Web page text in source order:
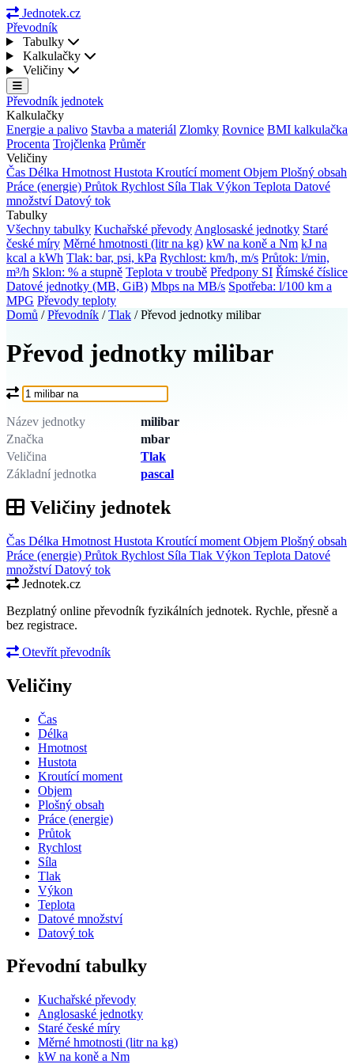
Jednotek.cz
Převodník
Tabulky
Kalkulačky
Veličiny
Převodník jednotek
Kalkulačky
Energie a palivo Stavba a materiál Zlomky Rovnice BMI kalkulačka
Procenta Trojčlenka Průměr
Veličiny
Čas Délka Hmotnost Hustota Kroutící moment Objem Plošný obsah
Práce (energie) Průtok Rychlost Síla Tlak Výkon Teplota Datové
množstvíDatový tok
Tabulky
Všechny tabulky Kuchařské převody Anglosaské jednotky Staré
české míry Měrné hmotnosti (litr na kg) kW na koně a Nm kJ na
kcal a kWh Tlak: bar, psi, kPa Rychlost: km/h, m/s Průtok: l/min,
m³/h Sklon: % a stupně Teplota v troubě Předpony SI Římské číslice
Datové jednotky (MB, GiB) Mbps na MB/s Spotřeba: l/100 km a
MPG Převody teploty
Domů / Převodník / Tlak / Převod jednotky milibar
Převod jednotky milibar
Co chcete převést?
Název jednotky
milibar
Značka
mbar
Veličina
Tlak
Základní jednotka
pascal
Veličiny jednotek
Čas Délka Hmotnost Hustota Kroutící moment Objem Plošný obsah
Práce (energie) Průtok Rychlost Síla Tlak Výkon Teplota Datové
množstvíDatový tok
Jednotek.cz
Bezplatný online převodník fyzikálních jednotek. Rychle, přesně a
bez registrace.
Otevřít převodník
Veličiny
Čas
Délka
Hmotnost
Hustota
Kroutící moment
Objem
Plošný obsah
Práce (energie)
Průtok
Rychlost
Síla
Tlak
Výkon
Teplota
Datové množství
Datový tok
Převodní tabulky
Kuchařské převody
Anglosaské jednotky
Staré české míry
Měrné hmotnosti (litr na kg)
kW na koně a Nm